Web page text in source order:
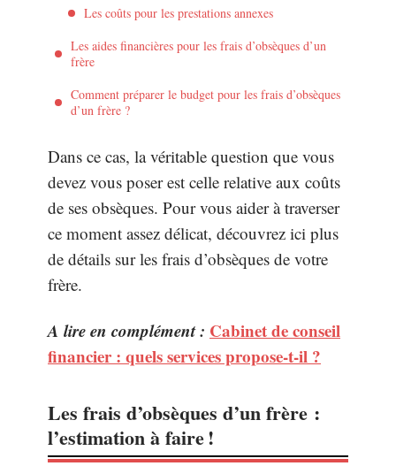
Les coûts pour les prestations annexes
Les aides financières pour les frais d’obsèques d’un
frère
Comment préparer le budget pour les frais d’obsèques
d’un frère ?
Dans ce cas, la véritable question que vous
devez vous poser est celle relative aux coûts
de ses obsèques. Pour vous aider à traverser
ce moment assez délicat, découvrez ici plus
de détails sur les frais d’obsèques de votre
frère.
A lire en complément : Cabinet de conseil
financier : quels services propose-t-il ?
Les frais d’obsèques d’un frère :
l’estimation à faire !